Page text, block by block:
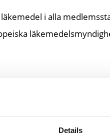
Details
i alla
och bipacksedlar.
och
släpps ut på
av dokument, är